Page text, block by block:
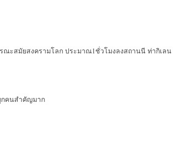
ณะสมัยสงครามโลก ประมาณ1ชั่วโมงลงสถานนี ท่ากิเลน
ทุกคนสำคัญมาก